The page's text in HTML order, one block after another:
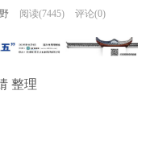
阅读(7445) 评论(0)
整理